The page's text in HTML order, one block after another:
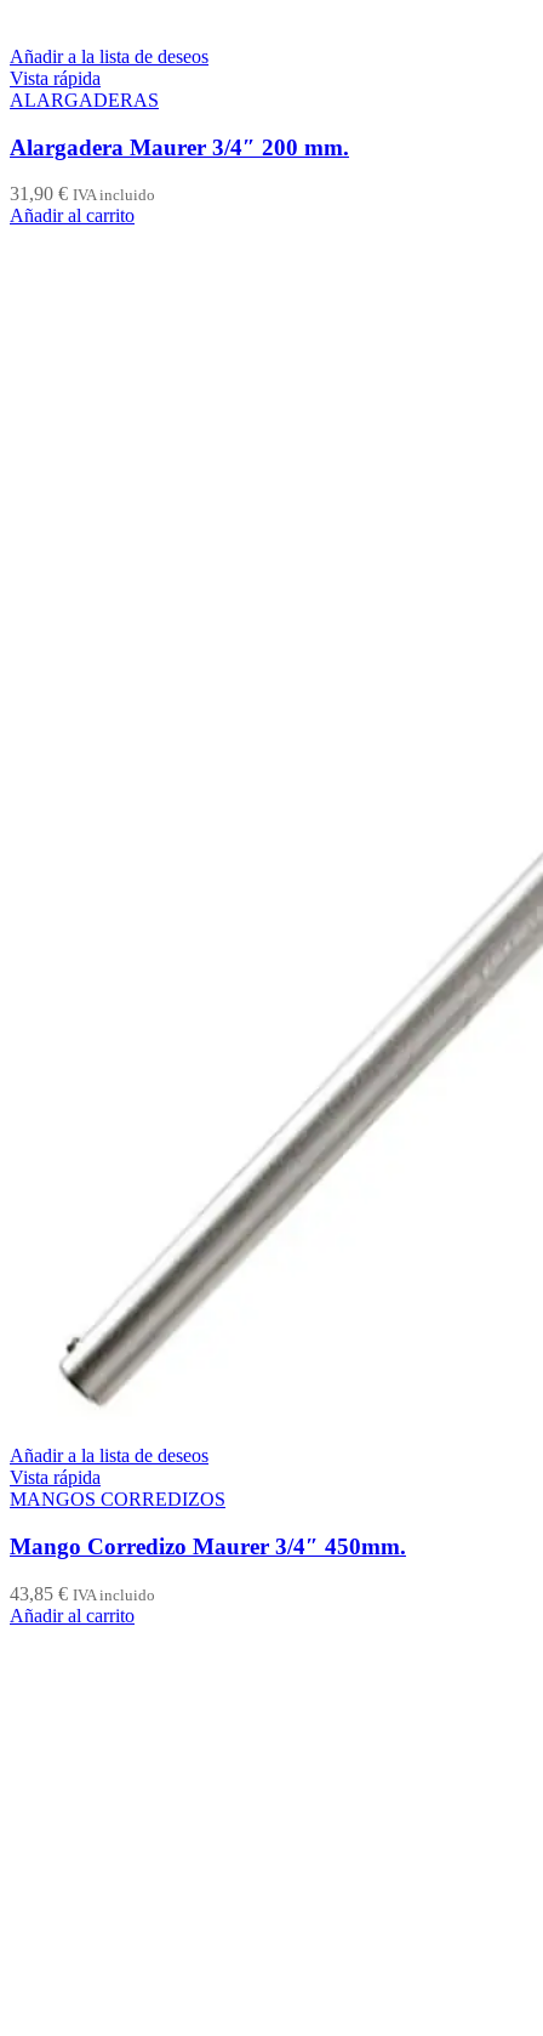
Añadir a la lista de deseos
Vista rápida
ALARGADERAS
Alargadera Maurer 3/4″ 200 mm.
31,90 € IVA incluido
Añadir al carrito
Añadir a la lista de deseos
Vista rápida
MANGOS CORREDIZOS
Mango Corredizo Maurer 3/4″ 450mm.
43,85 € IVA incluido
Añadir al carrito